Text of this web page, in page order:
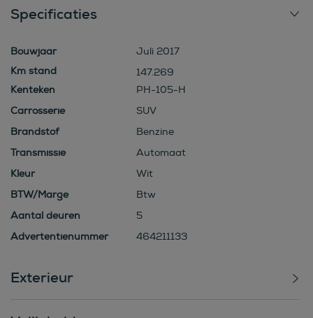
Specificaties
Bouwjaar
Juli 2017
147.269
Kenteken
PH-105-H
Carrosserie
SUV
Brandstof
Benzine
Transmissie
Automaat
Kleur
Wit
BTW/Marge
Btw
Aantal deuren
5
Advertentienummer
464211133
Exterieur